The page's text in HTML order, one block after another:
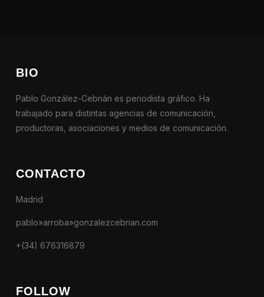
BIO
Pablo González-Cebrián es periodista gráfico. Ha
trabajado para distintas agencias de comunicación,
productoras, asociaciones y medios de comunicación.
CONTACTO
Madrid
pablo»arroba»gonzalezcebrian.com
+(34) 676316879
FOLLOW